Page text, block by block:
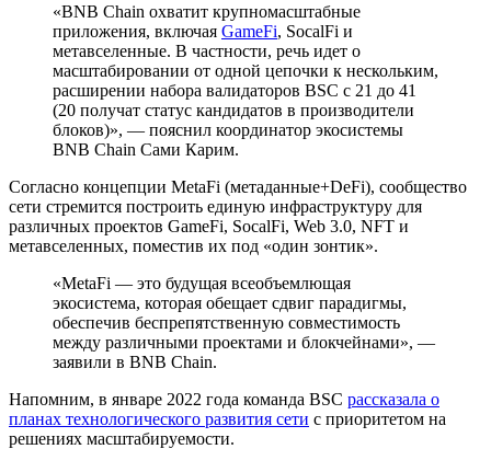
«BNB Chain охватит крупномасштабные
приложения, включая GameFi, SocalFi и
метавселенные. В частности, речь идет о
масштабировании от одной цепочки к нескольким,
расширении набора валидаторов BSC с 21 до 41
(20 получат статус кандидатов в производители
блоков)», — пояснил координатор экосистемы
BNB Chain Сами Карим.
Согласно концепции MetaFi (метаданные+DeFi), сообщество
сети стремится построить единую инфраструктуру для
различных проектов GameFi, SocalFi, Web 3.0, NFT и
метавселенных, поместив их под «один зонтик».
«MetaFi — это будущая всеобъемлющая
экосистема, которая обещает сдвиг парадигмы,
обеспечив беспрепятственную совместимость
между различными проектами и блокчейнами», —
заявили в BNB Chain.
Напомним, в январе 2022 года команда BSC рассказала о
планах технологического развития сети с приоритетом на
решениях масштабируемости.